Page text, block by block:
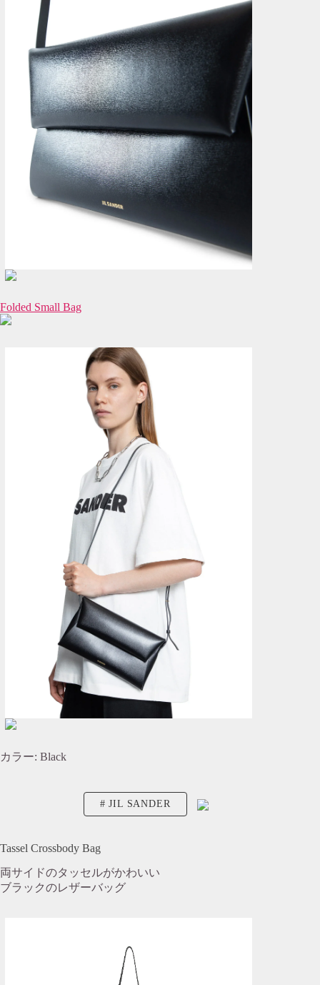
Folded Small Bag
カラー: Black
JIL SANDER
Tassel Crossbody Bag
両サイドのタッセルがかわいい
ブラックのレザーバッグ